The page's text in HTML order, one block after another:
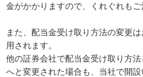
金がかかりますので、くれぐれもご
また、配当金受け取り方法の変更
用されます。
他の証券会社で配当金受け取り方
へと変更された場合も、当社で開